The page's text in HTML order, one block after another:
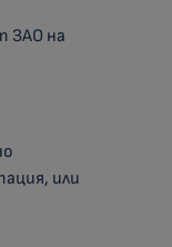
ЗАО на
или